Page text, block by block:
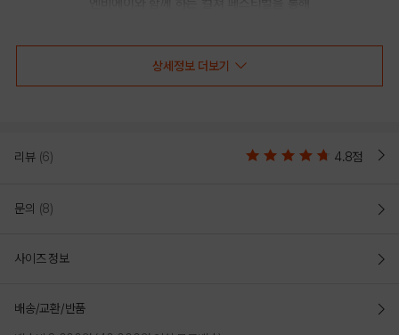
핏 이라 활동성에 용이
루즈 핏(LOOSE FIT)
편안하게 착장가능
상세정보 더보기
리뷰 (6) 4.8점
문의 (8)
사이즈 정보
배송/교환/반품